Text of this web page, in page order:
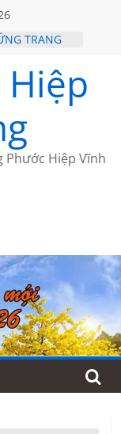
TRANG
LÃO
HÀ
ĐOÀN
Phước Hiệp Vĩnh